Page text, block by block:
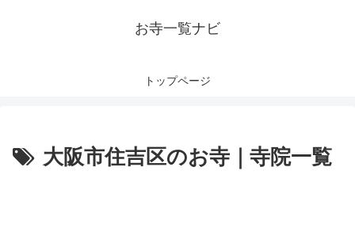
お寺一覧ナビ
トップページ
大阪市住吉区のお寺｜寺院一覧